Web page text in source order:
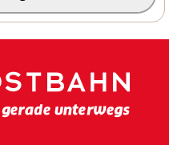
nicht sehr erfahrene
für